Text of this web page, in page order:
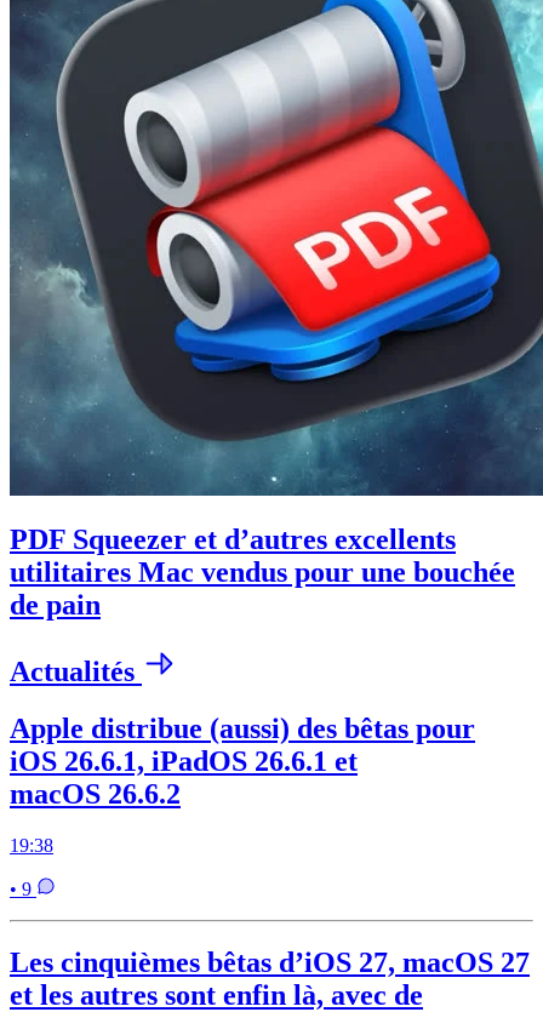
PDF Squeezer et d’autres excellents
utilitaires Mac vendus pour une bouchée
de pain
Actualités
Apple distribue (aussi) des bêtas pour
iOS 26.6.1, iPadOS 26.6.1 et
macOS 26.6.2
19:38
• 9
Les cinquièmes bêtas d’iOS 27, macOS 27
et les autres sont enfin là, avec de